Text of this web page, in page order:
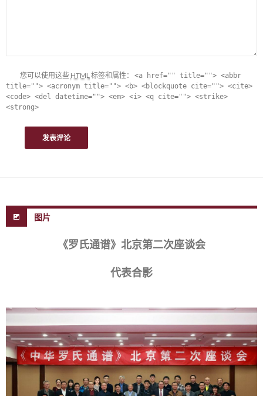
您可以使用这些 HTML标签和属性： <a href="" title=""> <abbr
title=""> <acronym title=""> <b> <blockquote cite=""> <cite>
<code> <del datetime=""> <em> <i> <q cite=""> <strike>
<strong>
图片
《罗氏通谱》北京第二次座谈会
代表合影